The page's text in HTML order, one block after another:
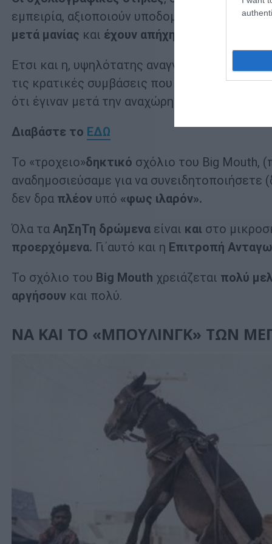
εμπειρία, αξιοποιούν υποδομές, γνωρίζουν
μετά μανίας και έχουν απήχηση στα υψηλά
Ετσι και η, υψηλότατης αναγνωσιμότητας,
τις κρατικές συμβάσεις που αθροίζονται
ότι έγιναν μετά την αναχώρηση του Πιέρ
Διαβάστε το ΕΔΩ
Το «τροχειο»δηκτικό σχόλιο του Big Mouth,
αναδημοσιεύσαμε για να
δεν δρα πλέον υπό «φως ιλαρόν».
Όλα τα ΑηΣηΤη δρώμενα είναι και στο
προερχόμενα. Γι΄αυτό και η Επιτροπή
Το σχόλιο του Big Mouth χρειάζεται πολύ
αργήσουν και πολύ.
ΝΑ ΚΑΙ ΤΟ «ΜΠΟΥΛΙΝΓΚ» ΤΩΝ